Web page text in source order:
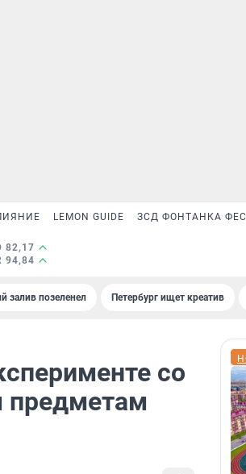
LEMON GUIDE ЗСД ФОНТАНКА
82,17
94,84
залив позеленел Петербург ищет креатив
со
предметам